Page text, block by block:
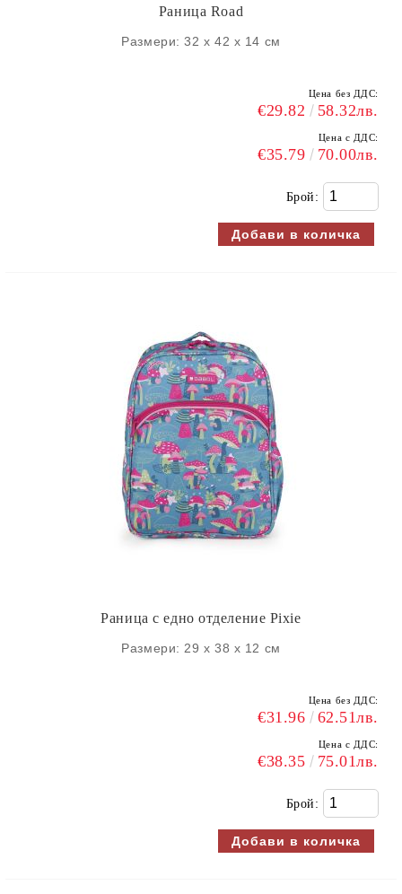
Раница Road
Размери: 32 х 42 х 14 см
Цена без ДДС:
€29.82 58.32лв.
Цена с ДДС:
€35.79 70.00лв.
Брой:
Раница с едно отделение Pixie
Размери: 29 х 38 х 12 см
Цена без ДДС:
€31.96 62.51лв.
Цена с ДДС:
€38.35 75.01лв.
Брой: